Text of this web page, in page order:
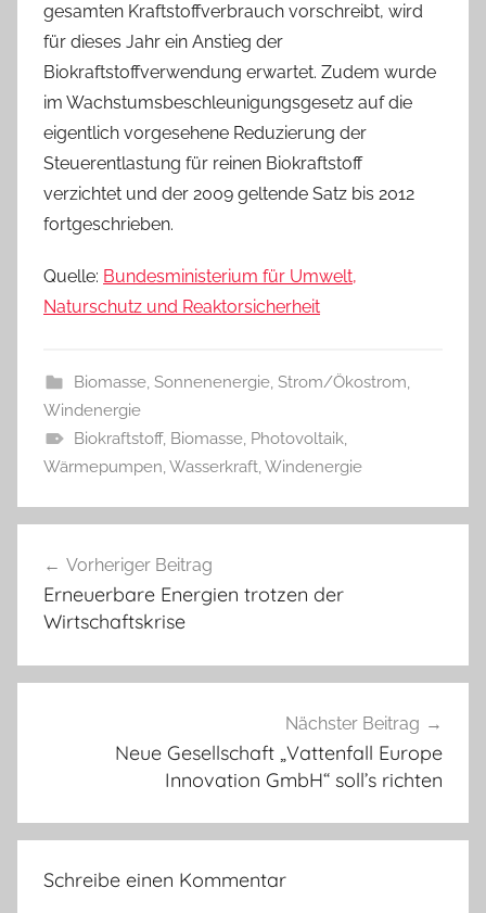
gesamten Kraftstoffverbrauch vorschreibt, wird
für dieses Jahr ein Anstieg der
Biokraftstoffverwendung erwartet. Zudem wurde
im Wachstumsbeschleunigungsgesetz auf die
eigentlich vorgesehene Reduzierung der
Steuerentlastung für reinen Biokraftstoff
verzichtet und der 2009 geltende Satz bis 2012
fortgeschrieben.
Quelle: Bundesministerium für Umwelt,
Naturschutz und Reaktorsicherheit
Biomasse, Sonnenenergie, Strom/Ökostrom,
Windenergie
Biokraftstoff, Biomasse, Photovoltaik,
Wärmepumpen,Wasserkraft,Windenergie
Vorheriger Beitrag
Erneuerbare Energien trotzen der
Wirtschaftskrise
Nächster Beitrag
Neue Gesellschaft „Vattenfall Europe
Innovation GmbH“ soll’s richten
Schreibe einen Kommentar